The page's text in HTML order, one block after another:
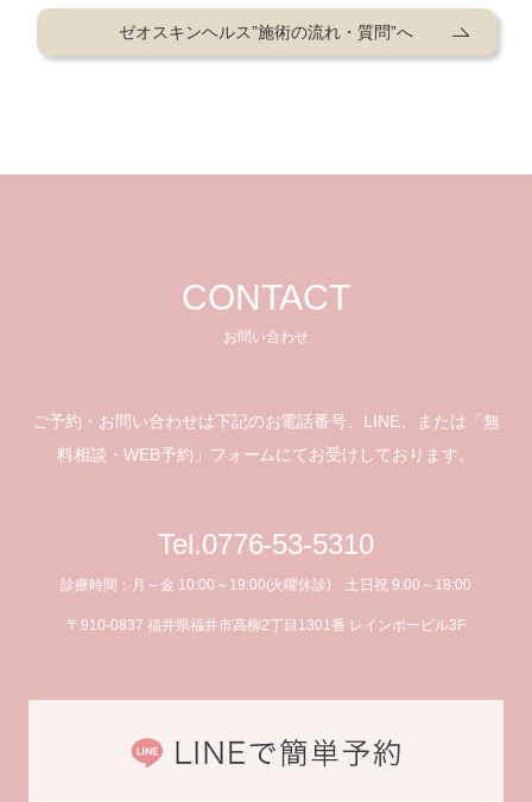
ゼオスキンヘルス”施術の流れ・質問”へ
CONTACT
お問い合わせ
ご予約・お問い合わせは下記のお電話番号、LINE、
または「無
料相談・WEB予約」フォームにてお受けしております。
Tel.0776-53-5310
診療時間：月～金 10:00～19:00(火曜休診) 土日祝 9:00～18:00
〒910-0837 福井県福井市高柳2丁目1301番 レインボービル3F